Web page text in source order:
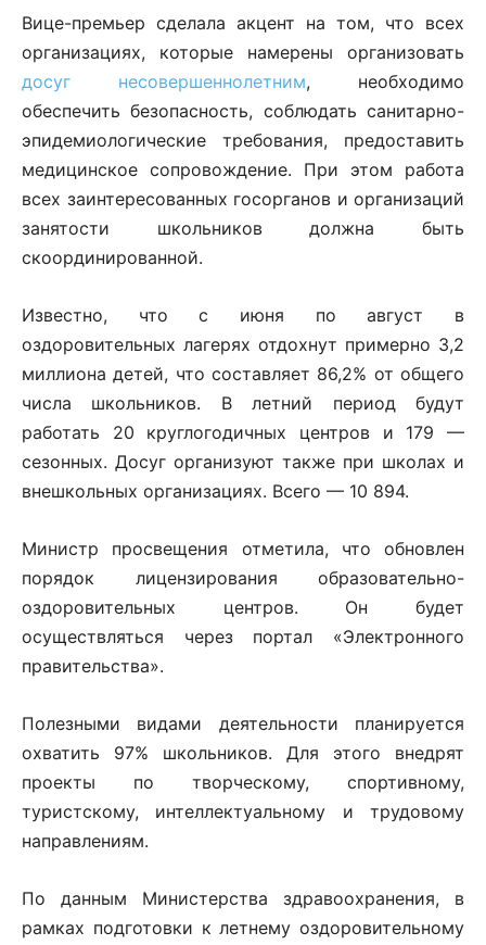
Вице-премьер сделала акцент на том, что всех
организациях, которые намерены организовать
досуг несовершеннолетним, необходимо
обеспечить безопасность, соблюдать санитарно-
эпидемиологические требования, предоставить
медицинское сопровождение. При этом работа
всех заинтересованных госорганов и организаций
занятости школьников должна быть
скоординированной.
Известно, что с июня по август в
оздоровительных лагерях отдохнут примерно 3,2
миллиона детей, что составляет 86,2% от общего
числа школьников. В летний период будут
работать 20 круглогодичных центров и 179 —
сезонных. Досуг организуют также при школах и
внешкольных организациях. Всего — 10 894.
Министр просвещения отметила, что обновлен
порядок лицензирования образовательно-
оздоровительных центров. Он будет
осуществляться через портал «Электронного
правительства».
Полезными видами деятельности планируется
охватить 97% школьников. Для этого внедрят
проекты по творческому, спортивному,
туристскому, интеллектуальному и трудовому
направлениям.
По данным Министерства здравоохранения, в
рамках подготовки к летнему оздоровительному